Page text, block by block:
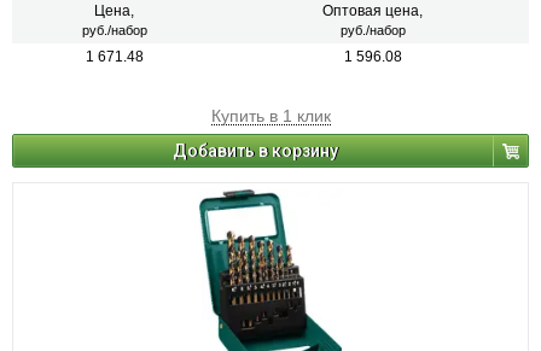
Цена,
руб./набор
Оптовая цена,
руб./набор
1 671.48 1 596.08
Купить в 1 клик
Добавить в корзину